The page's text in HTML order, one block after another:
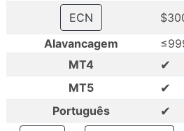
ECN
Alavancagem
MT4
✔
MT5 ✔
Português ✔